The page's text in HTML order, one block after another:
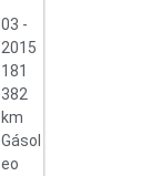
03 -
2015
181
382
km
Gásol
eo